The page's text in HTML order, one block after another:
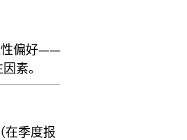
性偏好——
素。
在季度报